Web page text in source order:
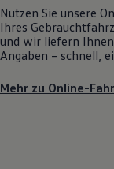
Nutzen Sie unsere
Ihres
und wir liefern
Angaben – schnell,
Mehr zu Online-